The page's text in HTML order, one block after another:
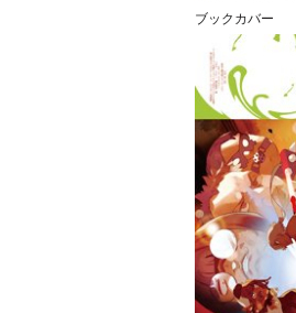
ブックカバー